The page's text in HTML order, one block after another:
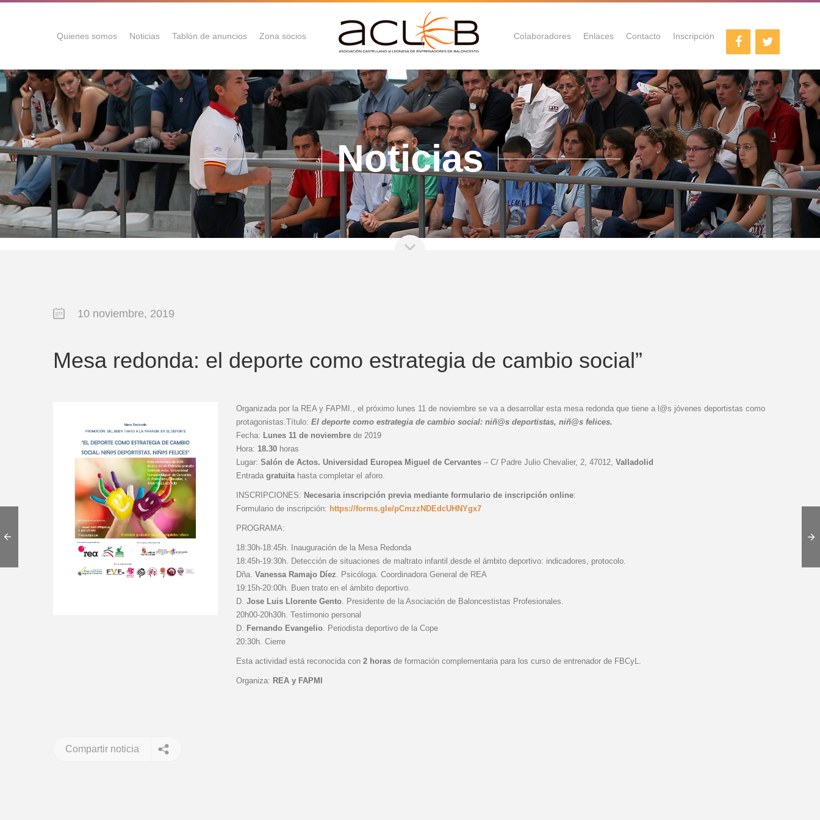
Quienes somos Noticias Tablón de anuncios Zona socios Colaboradores Enlaces Contacto Inscripción
Noticias
10 noviembre, 2019
Mesa redonda: el deporte como estrategia de cambio social”
Organizada por la REA y FAPMI., el próximo lunes 11 de noviembre se va a desarrollar esta mesa redonda que tiene a l@s jóvenes deportistas como
protagonistas.Título: El deporte como estrategia de cambio social: niñ@s deportistas, niñ@s felices.
Fecha: Lunes 11 de noviembre de 2019
Hora: 18.30 horas
Lugar: Salón de Actos. Universidad Europea Miguel de Cervantes – C/ Padre Julio Chevalier, 2, 47012, Valladolid
Entrada gratuitahasta completar el aforo.
INSCRIPCIONES: Necesaria inscripción previa mediante formulario de inscripción online:
Formulario de inscripción: https://forms.gle/pCmzzNDEdcUHNYgx7
PROGRAMA:
18:30h-18:45h. Inauguración de la Mesa Redonda
18:45h-19:30h. Detección de situaciones de maltrato infantil desde el ámbito deportivo: indicadores, protocolo.
Dña. Vanessa Ramajo Díez. Psicóloga. Coordinadora General de REA
19:15h-20:00h. Buen trato en el ámbito deportivo.
D. Jose Luis Llorente Gento. Presidente de la Asociación de Baloncestistas Profesionales.
20h00-20h30h. Testimonio personal
D. Fernando Evangelio. Periodista deportivo de la Cope
20:30h. Cierre
Esta actividad está reconocida con 2 horas de formación complementaria para los curso de entrenador de FBCyL.
Organiza: REA y FAPMI
Compartir noticia